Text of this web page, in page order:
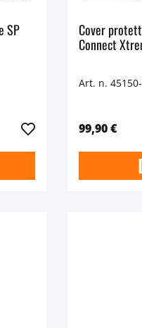
SP
Cover
Connect
Art. n.
99,90 €